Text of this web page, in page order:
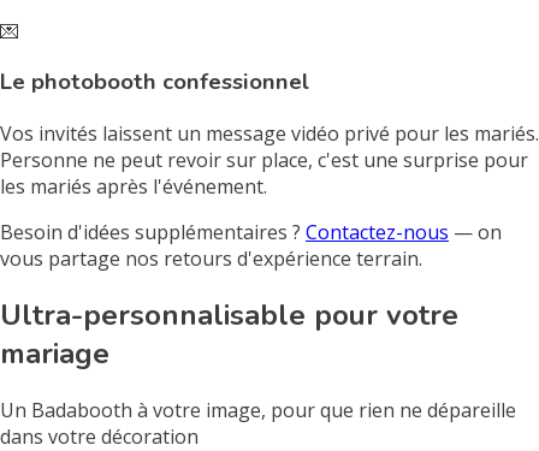
💌
Le photobooth confessionnel
Vos invités laissent un message vidéo privé pour les mariés.
Personne ne peut revoir sur place, c'est une surprise pour
les mariés après l'événement.
Besoin d'idées supplémentaires ? Contactez-nous — on
vous partage nos retours d'expérience terrain.
Ultra-personnalisable pour votre
mariage
Un Badabooth à votre image, pour que rien ne dépareille
dans votre décoration